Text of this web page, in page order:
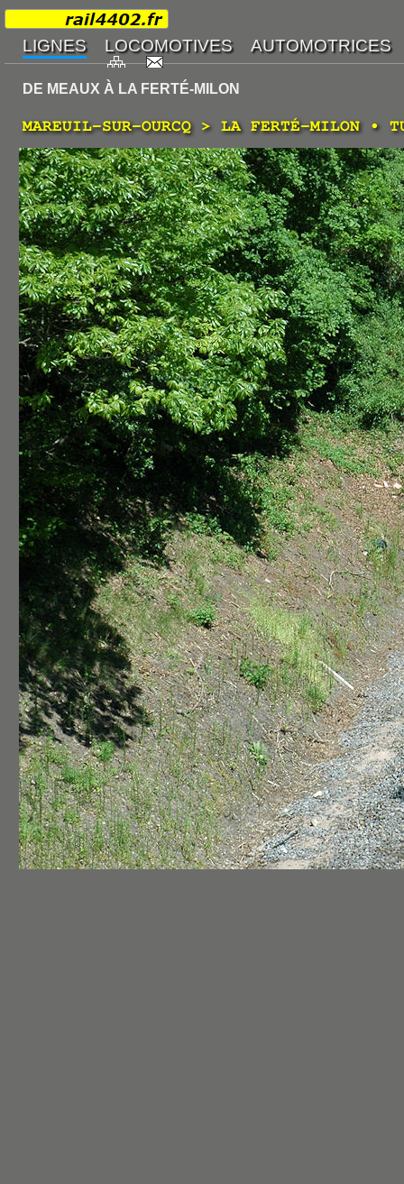
DE MEAUX À LA FERTÉ-MILON
MAREUIL-SUR-OURCQ > LA FERTÉ-MILON •